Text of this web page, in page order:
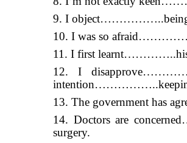
9. I object……………..being
10. I was so
11. I first learnt…………..his
12. I
13. The government
14. Doctors are
surgery.